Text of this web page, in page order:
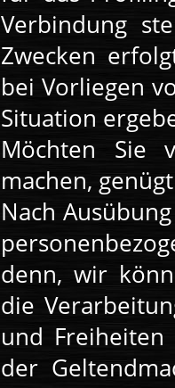
Verbindung
Zwecken
bei Vorliegen
Situation
Möchten Sie
machen,
Nach
denn, wir
die
und
der